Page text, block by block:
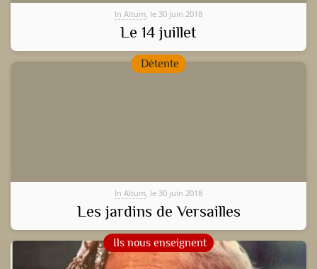
In Altum, le 30 juin 2018
Le 14 juillet
Détente
In Altum, le 30 juin 2018
Les jardins de Versailles
Ils nous enseignent